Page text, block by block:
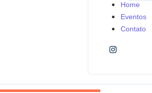
Home
Eventos
Contato